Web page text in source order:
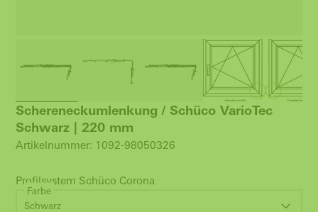
Schereneckumlenkung / Schüco VarioTec
Schwarz | 220 mm
Artikelnummer: 1092-98050326
Profilsystem Schüco Corona
Farbe
Schwarz